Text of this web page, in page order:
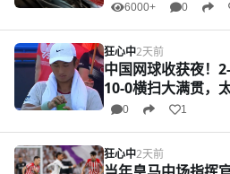
6000+ 0
狂心中2天前
中国网球收获夜！
10-0横扫大满贯，
0 1
狂心中2天前